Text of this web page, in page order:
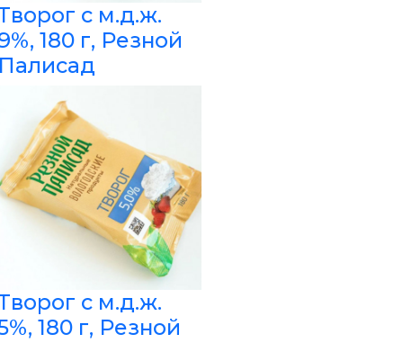
с м.д.ж.
180 г, Резной
с м.д.ж.
180 г, Резной